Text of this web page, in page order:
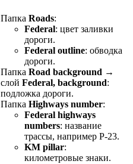
Папка Roads:
Federal: цвет заливки
дороги.
Federal outline: обводка
дороги.
Папка Road background →
слой Federal, background:
подложка дороги.
Папка Highways number:
Federal highways
numbers: название
трассы, например Р-23.
KM pillar:
километровые знаки.